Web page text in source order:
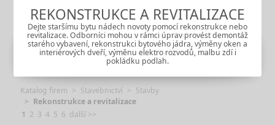
REKONSTRUKCE A REVITALIZACE
Dejte staršímu bytu nádech novoty pomocí rekonstrukce nebo
revitalizace. Odborníci mohou v rámci úprav provést demontáž
starého vybavení, rekonstrukci bytového jádra, výměny oken a
interiérových dveří, výměnu elektro rozvodů, malbu zdí i
pokládku podlah.
Katalog firem Stavebnictví
Stavby
Rekonstrukce a revitalizace
1 2 3 4 5 6 další >>